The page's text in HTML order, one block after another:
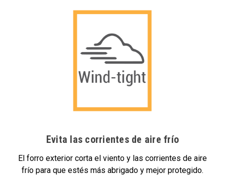
Evita las corrientes de aire frío
El forro exterior corta el viento y las corrientes de aire
frío para que estés más abrigado y mejor protegido.